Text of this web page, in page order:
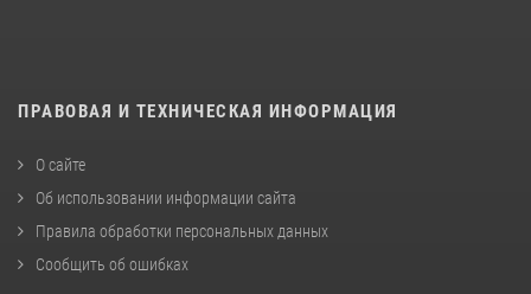
ПРАВОВАЯ И ТЕХНИЧЕСКАЯ ИНФОРМАЦИЯ
О сайте
Об использовании информации сайта
Правила обработки персональных данных
Сообщить об ошибках